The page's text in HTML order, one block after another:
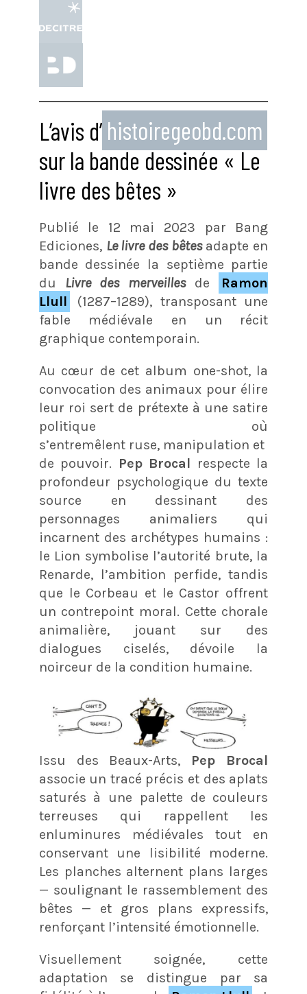
L’avis d’ histoiregeobd.com
sur la bande dessinée « Le
livre des bêtes »
Publié le 12 mai 2023 par Bang
Ediciones, Le livre des bêtesadapte en
bande dessinée la septième partie
du Livre des merveillesde
Ramon
Llull
(1287–1289), transposant une
fable médiévale en un récit
graphique contemporain.
Au cœur de cet album one-shot, la
convocation des animaux pour élire
leur roi sert de prétexte à une satire
politique où
s’entremêlent ruse, manipulation et lutte
de pouvoir. Pep Brocal respecte la
profondeur psychologique du texte
source en dessinant des
personnages animaliers qui
incarnent des archétypes humains :
le Lion symbolise l’autorité brute, la
Renarde, l’ambition perfide, tandis
que le Corbeau et le Castor offrent
un contrepoint moral. Cette chorale
animalière, jouant sur des
dialogues ciselés, dévoile la
noirceur de la condition humaine.
Issu des Beaux-Arts, Pep Brocal
associe un tracé précis et des aplats
saturés à une palette de couleurs
terreuses qui rappellent les
enluminures médiévales tout en
conservant une lisibilité moderne.
Les planches alternent plans larges
— soulignant le rassemblement des
bêtes — et gros plans expressifs,
renforçant l’intensité émotionnelle.
Visuellement soignée, cette
adaptation se distingue par sa